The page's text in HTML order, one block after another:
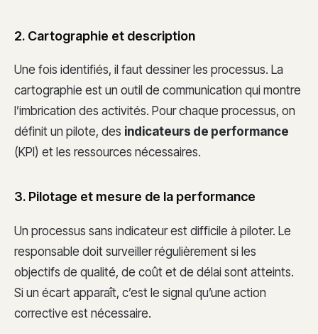
2. Cartographie et description
Une fois identifiés, il faut dessiner les processus. La
cartographie est un outil de communication qui montre
l’imbrication des activités. Pour chaque processus, on
définit un pilote, des indicateurs de performance
(KPI) et les ressources nécessaires.
3. Pilotage et mesure de la performance
Un processus sans indicateur est difficile à piloter. Le
responsable doit surveiller régulièrement si les
objectifs de qualité, de coût et de délai sont atteints.
Si un écart apparaît, c’est le signal qu’une action
corrective est nécessaire.